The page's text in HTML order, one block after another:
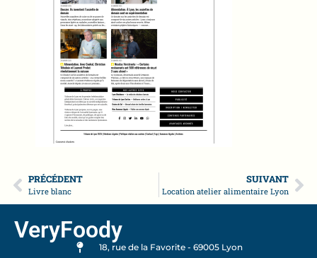
PRÉCÉDENT
Livre blanc
SUIVANT
Location atelier alimentaire Lyon
VeryFoody
18, rue de la Favorite - 69005 Lyon